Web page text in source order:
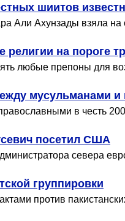
шиитов
Али Ахунзады взяла
на пороге
любые препоны для
мусульманами и
в честь
посетил США
севера
группировки
против